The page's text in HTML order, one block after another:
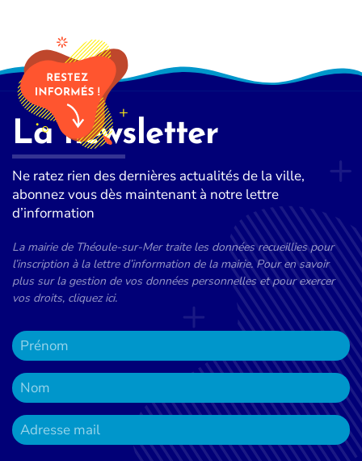
La newsletter
Ne ratez rien des dernières actualités de la ville,
abonnez vous dès maintenant à notre lettre
d’information
La mairie de Théoule-sur-Mer traite les données recueillies pour
l’inscription à la lettre d’information de la mairie. Pour en savoir
plus sur la gestion de vos données personnelles et pour exercer
vos droits, cliquez ici.